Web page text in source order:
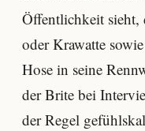
Öffentlichkeit sieht,
oder Krawatte
Hose in seine
der Brite bei
der Regel